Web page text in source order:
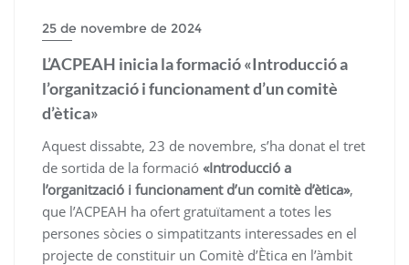
25 de novembre de 2024
L’ACPEAH inicia la formació «Introducció a
l’organització i funcionament d’un comitè
d’ètica»
Aquest dissabte, 23 de novembre, s’ha donat el tret
de sortida de la formació «Introducció a
l’organització i funcionament d’un comitè d’ètica»,
que l’ACPEAH ha ofert gratuïtament a totes les
persones sòcies o simpatitzants interessades en el
projecte de constituir un Comitè d’Ètica en l’àmbit